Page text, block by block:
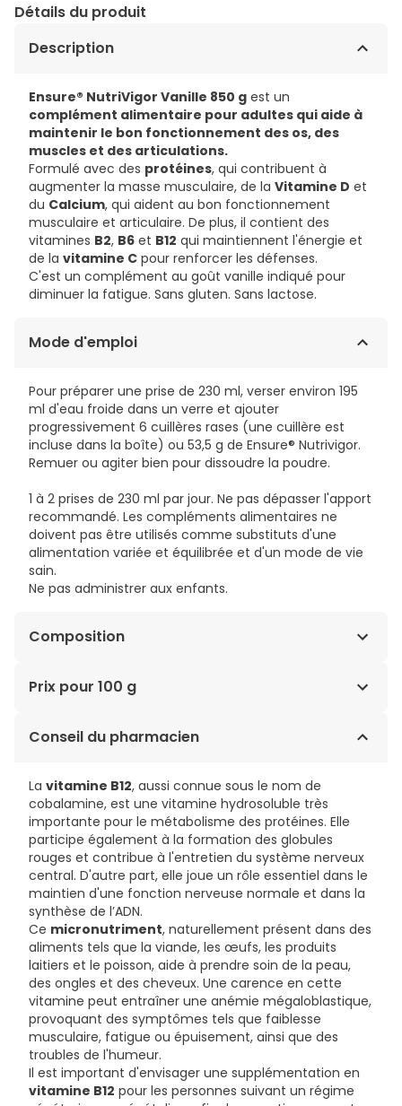
Détails du produit
Description
Ensure® NutriVigor Vanille 850 g est un
complément alimentaire pour adultes qui aide à
maintenir le bon fonctionnement des os, des
muscles et des articulations.
Formulé avec des protéines, qui contribuent à
augmenter la masse musculaire, de la Vitamine D et
du Calcium, qui aident au bon fonctionnement
musculaire et articulaire. De plus, il contient des
vitamines B2, B6 et B12 qui maintiennent l'énergie et
de la vitamine C pour renforcer les défenses.
C'est un complément au goût vanille indiqué pour
diminuer la fatigue. Sans gluten. Sans lactose.
Mode d'emploi
Pour préparer une prise de 230 ml, verser environ 195
ml d'eau froide dans un verre et ajouter
progressivement 6 cuillères rases (une cuillère est
incluse dans la boîte) ou 53,5 g de Ensure® Nutrivigor.
Remuer ou agiter bien pour dissoudre la poudre.
1 à 2 prises de 230 ml par jour. Ne pas dépasser l'apport
recommandé. Les compléments alimentaires ne
doivent pas être utilisés comme substituts d'une
alimentation variée et équilibrée et d'un mode de vie
sain.
Ne pas administrer aux enfants.
Composition
WATER, MALTODEXTRIN, HYDROLYZED CORN STARCH,
SUNFLOWER OIL, SOY OIL, CANOLA OIL), MINERALS
CHLORIDE, CALCIUM CARBONATE, SODIUM CHLORIDE,
ZINC SULPHATE, FERROUS SULPHATE, MANGANESE
SULPHATE, CUPRIC SULPHATE, SODIUM MOLYBDATE,
POTASSIUM IODIDE, CHROMIUM CHLORIDE, SODIUM
SELENATE), SOYPROTEIN ISOLATE, CA-HMB (CALCIUM SS-
HYDROXY-SS-METHYLBUTYRATE MONOHYDRATE), INULIN,
OLIGOFRUCTOSE, FLAVOURING, SOY LECITHIN
(EMULSIFIER), CHOLINE CHLORIDE, VITAMINS (ASCORBIC
ACID, DL-ALPHA TOCOPHERYL ACETATE, NIACINAMIDE,
CALCIUM PANTOTHENATE, PYRIDOXINE HYDROCHLORIDE,
THIAMINE HYDROCHLORIDE, RIBOFLAVIN, VITAMIN A
PALMITATE, FOLIC ACID, SS-CAROTENE, BIOTIN,
PHYLLOQUINONE, VITAMIN D3, CYANOCOBALAMIN),
ASCORBYL PALMITATE, MIXED TOCOPHEROLS.
Prix pour 100 g
3,43€ / 100 g
Conseil du pharmacien
La vitamine B12, aussi connue sous le nom de
cobalamine, est une vitamine hydrosoluble très
importante pour le métabolisme des protéines. Elle
participe également à la formation des globules
rouges et contribue à l'entretien du système nerveux
central. D'autre part, elle joue un rôle essentiel dans le
maintien d'une fonction nerveuse normale et dans la
synthèse de l’ADN.
Ce micronutriment, naturellement présent dans des
aliments tels que la viande, les œufs, les produits
laitiers et le poisson, aide à prendre soin de la peau,
des ongles et des cheveux. Une carence en cette
vitamine peut entraîner une anémie mégaloblastique,
provoquant des symptômes tels que faiblesse
musculaire, fatigue ou épuisement, ainsi que des
troubles de l'humeur.
Il est important d'envisager une supplémentation en
vitamine B12 pour les personnes suivant un régime